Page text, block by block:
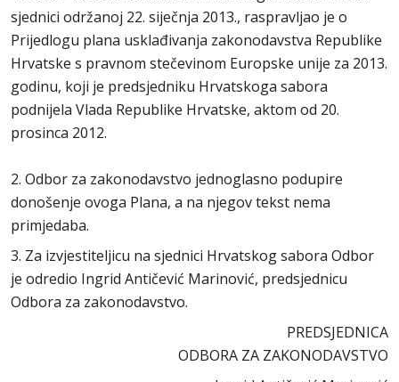
sjednici održanoj 22. siječnja 2013., raspravljao je o
Prijedlogu plana usklađivanja zakonodavstva Republike
Hrvatske s pravnom stečevinom Europske unije za 2013.
godinu, koji je predsjedniku Hrvatskoga sabora
podnijela Vlada Republike Hrvatske, aktom od 20.
prosinca 2012.
2. Odbor za zakonodavstvo jednoglasno podupire
donošenje ovoga Plana, a na njegov tekst nema
primjedaba.
3. Za izvjestiteljicu na sjednici Hrvatskog sabora Odbor
je odredio Ingrid Antičević Marinović, predsjednicu
Odbora za zakonodavstvo.
PREDSJEDNICA
ODBORA ZA ZAKONODAVSTVO